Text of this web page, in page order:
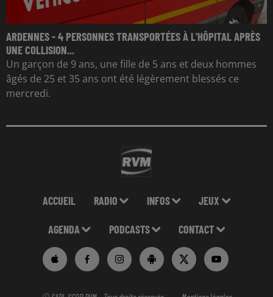
ARDENNES - 4 PERSONNES TRANSPORTÉES À L'HÔPITAL APRÈS
UNE COLLISION...
Un garçon de 9 ans, une fille de 5 ans et deux hommes
âgés de 25 et 35 ans ont été légèrement blessés ce
mercredi.
ACCUEIL RADIO INFOS JEUX
AGENDA PODCASTS CONTACT